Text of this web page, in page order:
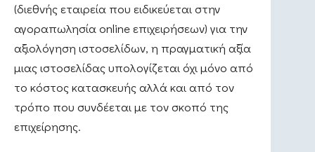
(διεθνής εταιρεία που ειδικεύεται στην
αγοραπωλησία online επιχειρήσεων) για την
αξιολόγηση ιστοσελίδων, η πραγματική αξία
μιας ιστοσελίδας υπολογίζεται όχι μόνο από
το κόστος κατασκευής αλλά και από τον
τρόπο που συνδέεται με τον σκοπό της
επιχείρησης.